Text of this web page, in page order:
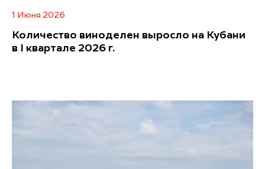
1 Июня 2026
Количество виноделен выросло на Кубани
в I квартале 2026 г.